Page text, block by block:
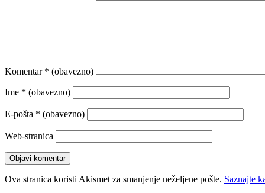
Komentar * (obavezno)
Ime * (obavezno)
E-pošta * (obavezno)
Web-stranica
Ova stranica koristi Akismet za smanjenje neželjene pošte. Saznajte